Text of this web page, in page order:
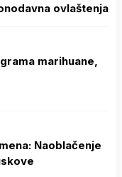
ovlaštenja
marihuane,
Naoblačenje